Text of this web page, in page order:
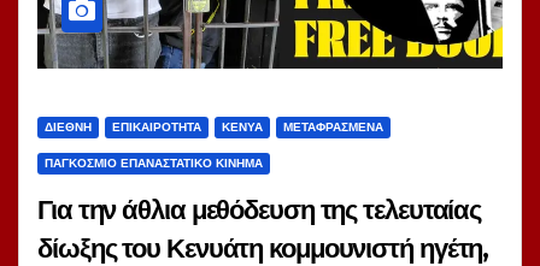
ΔΙΕΘΝΉ ΕΠΙΚΑΙΡΌΤΗΤΑ ΚΈΝΥΑ ΜΕΤΑΦΡΑΣΜΈΝΑ
ΠΑΓΚΌΣΜΙΟ ΕΠΑΝΑΣΤΑΤΙΚΌ ΚΊΝΗΜΑ
Για την άθλια μεθόδευση της τελευταίας
δίωξης του Κενυάτη κομμουνιστή ηγέτη,